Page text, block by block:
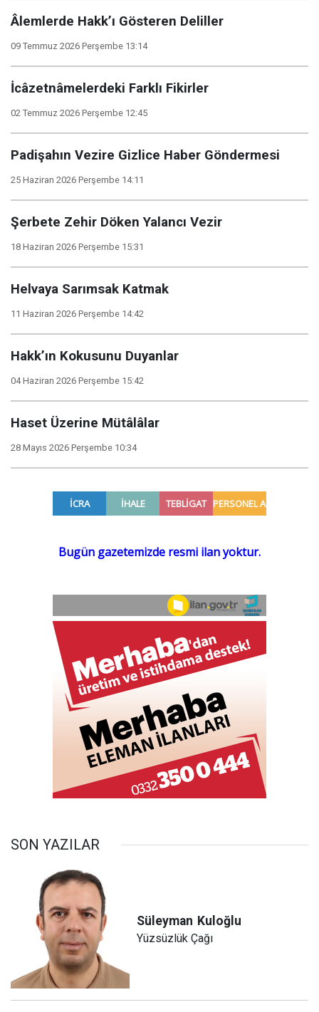
Âlemlerde Hakk’ı Gösteren Deliller
09 Temmuz 2026 Perşembe 13:14
İcâzetnâmelerdeki Farklı Fikirler
02 Temmuz 2026 Perşembe 12:45
Padişahın Vezire Gizlice Haber Göndermesi
25 Haziran 2026 Perşembe 14:11
Şerbete Zehir Döken Yalancı Vezir
18 Haziran 2026 Perşembe 15:31
Helvaya Sarımsak Katmak
11 Haziran 2026 Perşembe 14:42
Hakk’ın Kokusunu Duyanlar
04 Haziran 2026 Perşembe 15:42
Haset Üzerine Mütâlâlar
28 Mayıs 2026 Perşembe 10:34
SON YAZILAR
Süleyman Kuloğlu
Yüzsüzlük Çağı